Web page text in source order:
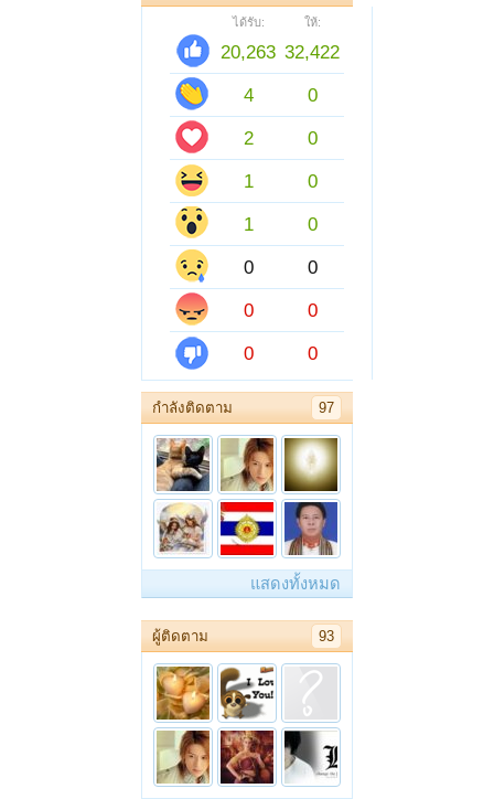
ได้รับ: ให้:
20,263 32,422
4
0
2
0
1
0
1
0
0
0
0
0
0
0
กำลังติดตาม 97
แสดงทั้งหมด
ผู้ติดตาม 93